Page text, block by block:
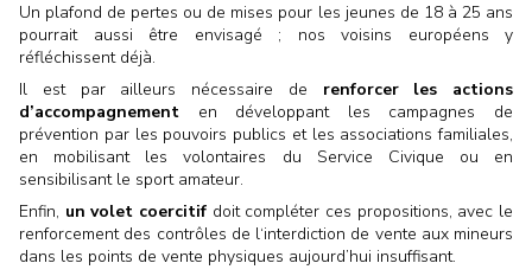
Un plafond de pertes ou de mises pour les jeunes de 18 à 25 ans
pourrait aussi être envisagé ; nos voisins européens y
réfléchissent déjà.
Il est par ailleurs nécessaire de renforcer les actions
d’accompagnement en développant les campagnes de
prévention par les pouvoirs publics et les associations familiales,
en mobilisant les volontaires du Service Civique ou en
sensibilisant le sport amateur.
Enfin, un volet coercitif doit compléter ces propositions, avec le
renforcement des contrôles de l‘interdiction de vente aux mineurs
dans les points de vente physiques aujourd’hui insuffisant.